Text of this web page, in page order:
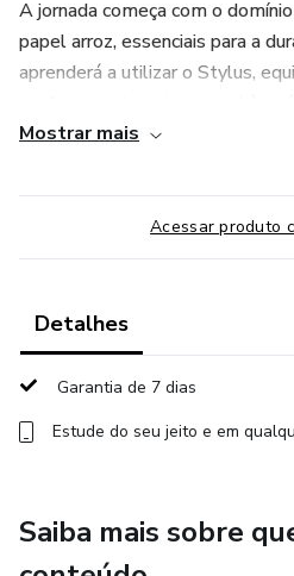
A jornada começa com o
papel arroz, essenciais para a
aprenderá a utilizar o Stylus,
avançadas de colorização.
O currículo botânico inclui:
• Hortênsias e Peônias:
flores icônicas e sofisticadas.
• Mathiolla: Domínio de flores
com chocolate modelável e o
GARDEN FLORAL.
Mostrar mais
Acessar produto
Detalhes
Garantia de 7 dias
Estude do seu jeito e em
Saiba mais sobre